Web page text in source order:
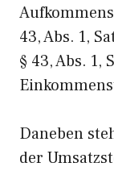
43, Abs. 1,
§ 43, Abs. 1,
Daneben
der